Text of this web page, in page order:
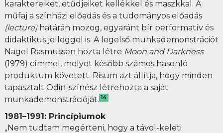
karaktereiket, etűdjeiket kellékkel és maszkkal. A
műfaj a színházi előadás és a tudományos előadás
(lecture)határán mozog, egyaránt bír performatív és
didaktikus jelleggel is. A legelső munkademonstrációt
Nagel Rasmussen hozta létre Moon and Darkness
(1979) címmel, melyet később számos hasonló
produktum követett. Risum azt állítja, hogy minden
tapasztalt Odin-színész létrehozta a saját
munkademonstrációját. 14
1981–1991: Princípiumok
„Nem tudtam megérteni, hogy a távol-keleti